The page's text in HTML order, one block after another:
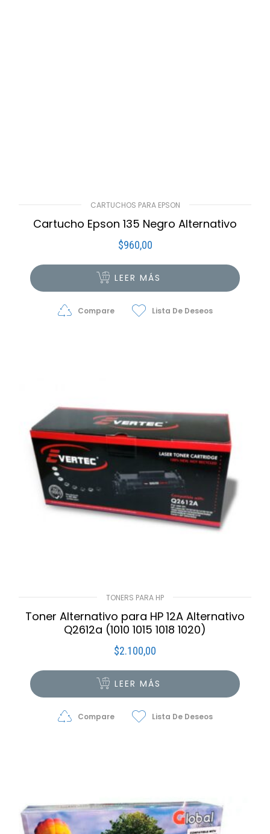
CARTUCHOS PARA EPSON
Cartucho Epson 135 Negro Alternativo
$960,00
LEER MÁS
Compare Lista De Deseos
TONERS PARA HP
Toner Alternativo para HP 12A Alternativo
Q2612a (1010 1015 1018 1020)
$2.100,00
LEER MÁS
Compare Lista De Deseos